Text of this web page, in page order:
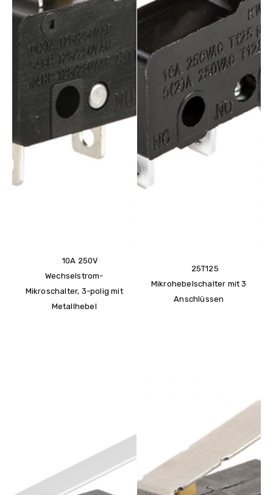
10A 250V
Wechselstrom-
Mikroschalter, 3-polig mit
Metallhebel
25T125
Mikrohebelschalter mit 3
Anschlüssen